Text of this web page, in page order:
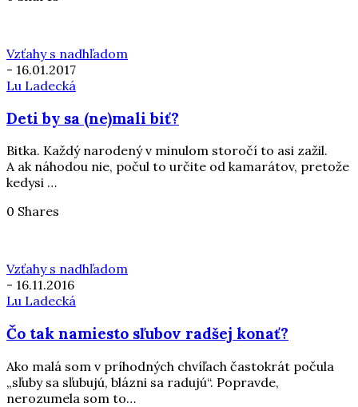
Vzťahy s nadhľadom
- 16.01.2017
Lu Ladecká
Deti by sa (ne)mali biť?
Bitka. Každý narodený v minulom storočí to asi zažil.
A ak náhodou nie, počul to určite od kamarátov, pretože
kedysi …
0 Shares
Vzťahy s nadhľadom
- 16.11.2016
Lu Ladecká
Čo tak namiesto sľubov radšej konať?
Ako malá som v príhodných chvíľach častokrát počula
„sľuby sa sľubujú, blázni sa radujú“. Popravde,
nerozumela som to…